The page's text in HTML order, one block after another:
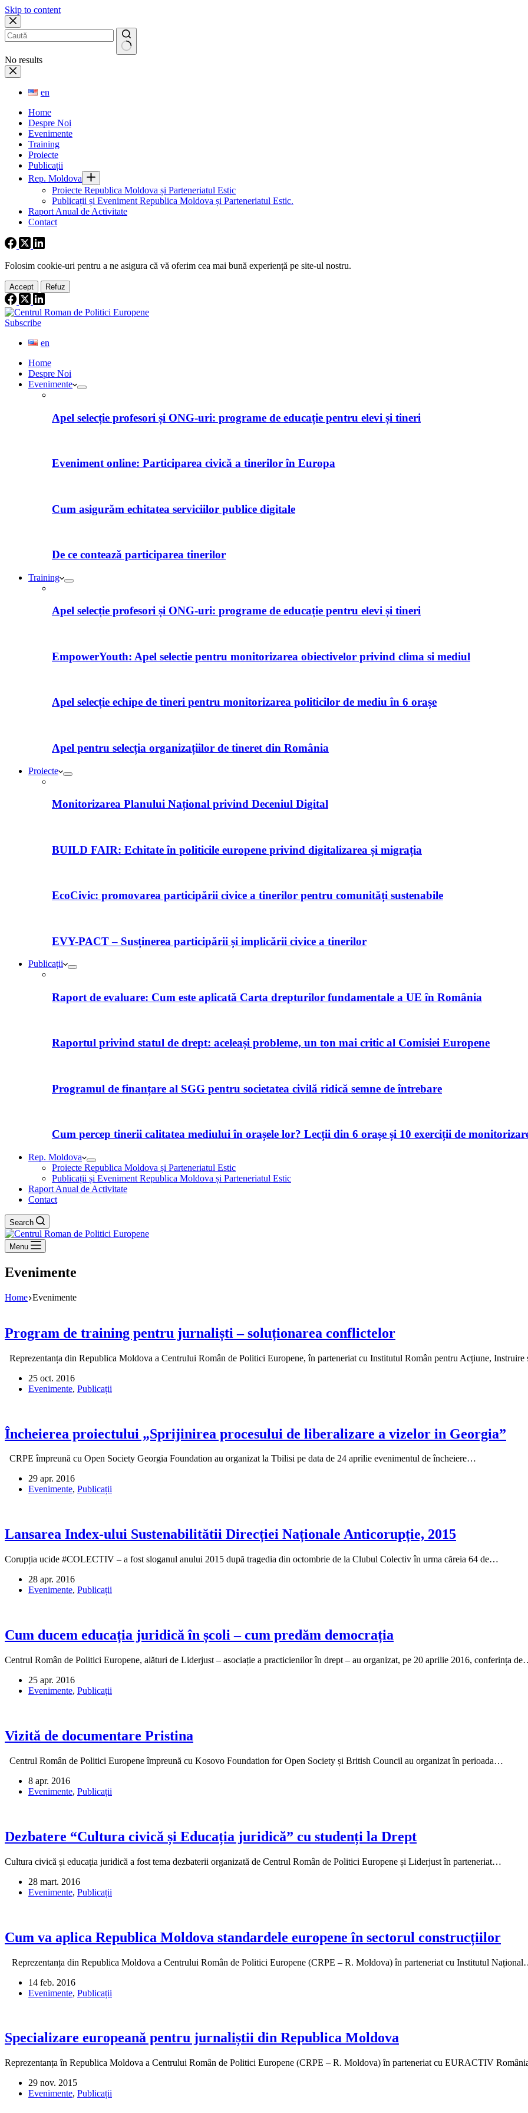
Skip to content
No results
en
Home
Despre Noi
Evenimente
Training
Proiecte
Publicații
Rep. Moldova
Proiecte Republica Moldova și Parteneriatul Estic
Publicații și Eveniment Republica Moldova și Parteneriatul Estic.
Raport Anual de Activitate
Contact
Folosim cookie-uri pentru a ne asigura că vă oferim cea mai bună experiență pe site-ul nostru.
Accept Refuz
Subscribe
en
Home
Despre Noi
Evenimente
Apel selecție profesori și ONG-uri: programe de educație pentru elevi și tineri
Eveniment online: Participarea civică a tinerilor în Europa
Cum asigurăm echitatea serviciilor publice digitale
De ce contează participarea tinerilor
Training
Apel selecție profesori și ONG-uri: programe de educație pentru elevi și tineri
EmpowerYouth: Apel selectie pentru monitorizarea obiectivelor privind clima si mediul
Apel selecție echipe de tineri pentru monitorizarea politicilor de mediu în 6 orașe
Apel pentru selecția organizațiilor de tineret din România
Proiecte
Monitorizarea Planului Național privind Deceniul Digital
BUILD FAIR: Echitate în politicile europene privind digitalizarea și migrația
EcoCivic: promovarea participării civice a tinerilor pentru comunități sustenabile
EVY-PACT – Susținerea participării și implicării civice a tinerilor
Publicații
Raport de evaluare: Cum este aplicată Carta drepturilor fundamentale a UE în România
Raportul privind statul de drept: aceleași probleme, un ton mai critic al Comisiei Europene
Programul de finanțare al SGG pentru societatea civilă ridică semne de întrebare
Cum percep tinerii calitatea mediului în orașele lor? Lecții din 6 orașe și 10 exerciții de
Rep. Moldova
Proiecte Republica Moldova și Parteneriatul Estic
Publicații și Eveniment Republica Moldova și Parteneriatul Estic
Raport Anual de Activitate
Contact
Search
Menu
Evenimente
Home Evenimente
Program de training pentru jurnaliști – soluționarea conflictelor
Reprezentanța din Republica Moldova a Centrului Român de Politici Europene, în parteneriat cu Institutul Român pentru Acțiune,
25 oct. 2016
Evenimente, Publicații
Încheierea proiectului „Sprijinirea procesului de liberalizare a vizelor in Georgia”
CRPE împreună cu Open Society Georgia Foundation au organizat la Tbilisi pe data de 24 aprilie evenimentul de încheiere…
29 apr. 2016
Evenimente, Publicații
Lansarea Index-ului Sustenabilitătii Direcției Naționale Anticorupție, 2015
Corupția ucide #COLECTIV – a fost sloganul anului 2015 după tragedia din octombrie de la Clubul Colectiv în urma căreia 64 de…
28 apr. 2016
Evenimente, Publicații
Cum ducem educația juridică în școli – cum predăm democrația
Centrul Român de Politici Europene, alături de Liderjust – asociație a practicienilor în drept – au organizat, pe 20 aprilie 2016, conferința
25 apr. 2016
Evenimente, Publicații
Vizită de documentare Pristina
Centrul Român de Politici Europene împreună cu Kosovo Foundation for Open Society și British Council au organizat în perioada…
8 apr. 2016
Evenimente, Publicații
Dezbatere “Cultura civică și Educația juridică” cu studenți la Drept
Cultura civică și educația juridică a fost tema dezbaterii organizată de Centrul Român de Politici Europene și Liderjust în parteneriat…
28 mart. 2016
Evenimente, Publicații
Cum va aplica Republica Moldova standardele europene în sectorul construcțiilor
Reprezentanța din Republica Moldova a Centrului Român de Politici Europene (CRPE – R. Moldova) în parteneriat cu Institutul
14 feb. 2016
Evenimente, Publicații
Specializare europeană pentru jurnaliștii din Republica Moldova
Reprezentanța în Republica Moldova a Centrului Român de Politici Europene (CRPE – R. Moldova) în parteneriat cu EURACTIV
29 nov. 2015
Evenimente, Publicații